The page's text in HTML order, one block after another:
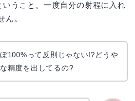
うこと。一度自分の射程に入れ
ん。
100%って反則じゃない!?どうや
精度を出してるの?